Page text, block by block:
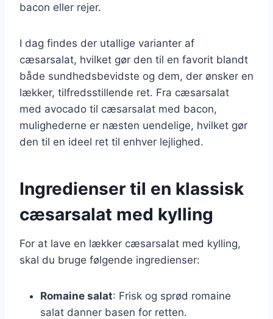
bacon eller rejer.
I dag findes der utallige varianter af
cæsarsalat, hvilket gør den til en favorit blandt
både sundhedsbevidste og dem, der ønsker en
lækker, tilfredsstillende ret. Fra cæsarsalat
med avocado til cæsarsalat med bacon,
mulighederne er næsten uendelige, hvilket gør
den til en ideel ret til enhver lejlighed.
Ingredienser til en klassisk
cæsarsalat med kylling
For at lave en lækker cæsarsalat med kylling,
skal du bruge følgende ingredienser:
Romaine salat: Frisk og sprød romaine
salat danner basen for retten.